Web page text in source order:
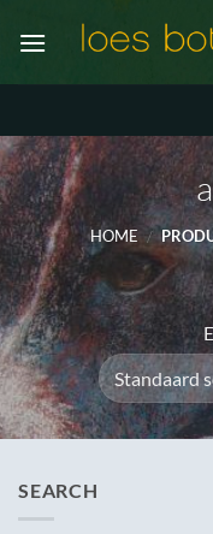
naar
HOME /
SEARCH